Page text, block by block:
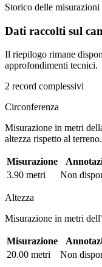
Storico delle misurazioni
Dati raccolti sul
Il riepilogo rimane
approfondimenti tecnici.
2 record complessivi
Circonferenza
Misurazione in metri
altezza rispetto al terreno.
Misurazione
3.90 metri
Non
Altezza
Misurazione in metri
Misurazione
20.00 metri
Non